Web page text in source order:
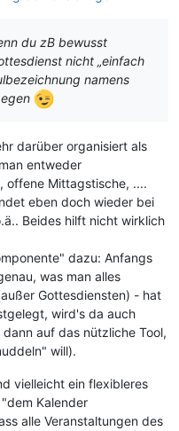
du zB bewusst
nicht „einfach
namens
darüber organisiert als
entweder
offene Mittagstische, ....
eben doch wieder bei
Beides hilft nicht wirklich
dazu: Anfangs
was man alles
Gottesdiensten) - hat
wird's da auch
auf das nützliche Tool,
will).
vielleicht ein flexibleres
Kalender
alle Veranstaltungen des